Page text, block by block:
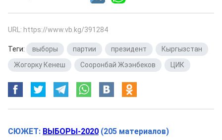
URL: https://www.vb.kg/391284
Теги: выборы партии президент Кыргызстан
Жогорку Кенеш
Сооронбай Жээнбеков ЦИК
СЮЖЕТ: ВЫБОРЫ-2020 (205 материалов)